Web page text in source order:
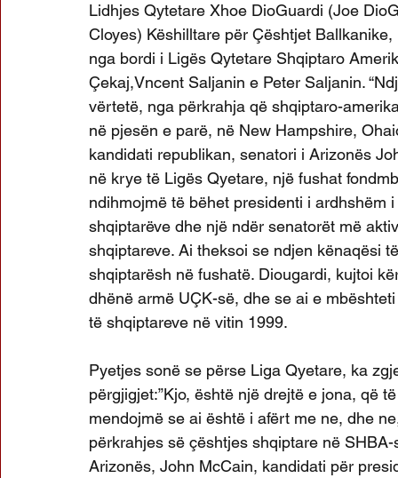
Lidhjes Qytetare Xhoe DioGuardi (Joe
Cloyes) Këshilltare për Çështjet
nga bordi i Ligës Qytetare Shqiptaro
Çekaj,Vncent Saljanin e Peter Saljanin.
vërtetë, nga përkrahja që shqiptaro-
në pjesën e parë, në New Hampshire,
kandidati republikan, senatori i Arizonës
në krye të Ligës Qyetare, një fushat
ndihmojmë të bëhet presidenti i
shqiptarëve dhe një ndër senatorët më
shqiptareve. Ai theksoi se ndjen kënaqësi
shqiptarësh në fushatë. Diougardi, kujtoi
dhënë armë UÇK-së, dhe se ai e
të shqiptareve në vitin 1999.
Pyetjes sonë se përse Liga Qyetare, ka
përgjigjet:”Kjo, është një drejtë e jona, që
mendojmë se ai është i afërt me ne, dhe
përkrahjes së çështjes shqiptare në
Arizonës, John McCain, kandidati për